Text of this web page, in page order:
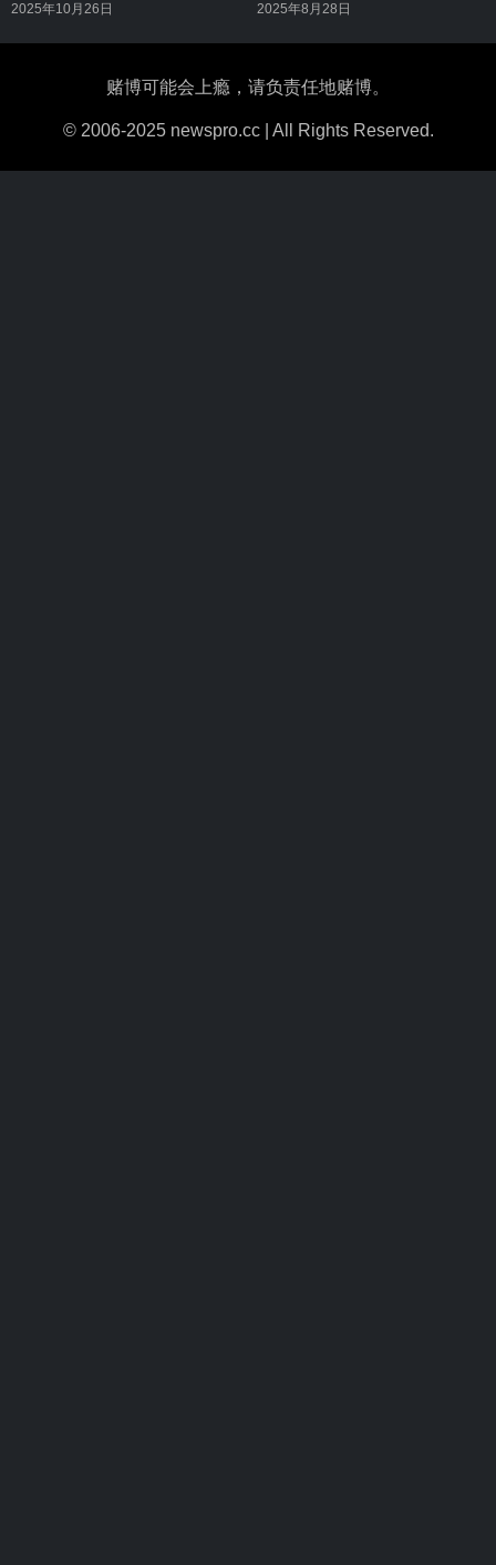
2025年10月26日
2025年8月28日
赌博可能会上瘾，请负责任地赌博。
© 2006-2025 newspro.cc | All Rights Reserved.